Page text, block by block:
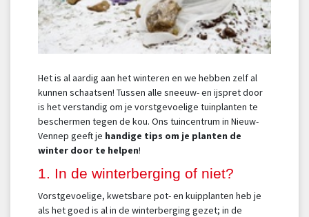
Het is al aardig aan het winteren en we hebben zelf al
kunnen schaatsen! Tussen alle sneeuw- en ijspret door
is het verstandig om je vorstgevoelige tuinplanten te
beschermen tegen de kou. Ons tuincentrum in Nieuw-
Vennep geeft je handige tips om je planten de
winter door te helpen!
1. In de winterberging of niet?
Vorstgevoelige, kwetsbare pot- en kuipplanten heb je
als het goed is al in de winterberging gezet; in de